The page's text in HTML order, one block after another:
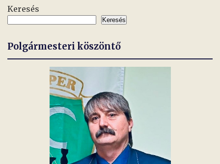
Keresés
Keresés
Polgármesteri köszöntő